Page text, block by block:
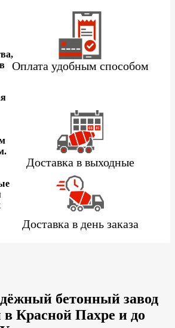
Оплата удобным способом
Доставка в выходные
Доставка в день заказа
бетонный завод
в Красной Пахре и до